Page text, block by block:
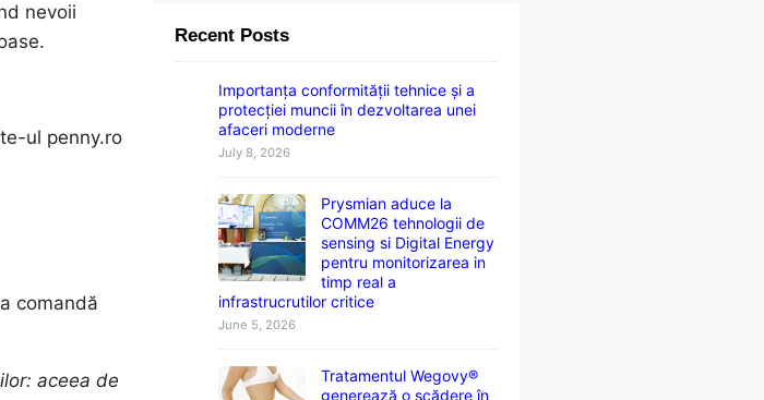
nevoii
ul penny.ro
comandă
aceea de
Recent Posts
Importanța conformității tehnice și a
protecției muncii în dezvoltarea unei
afaceri moderne
July 8, 2026
Prysmian aduce la
COMM26 tehnologii de
sensing si Digital Energy
pentru monitorizarea in
timp real a
infrastrucrutilor critice
June 5, 2026
Tratamentul Wegovy®
generează o scădere în